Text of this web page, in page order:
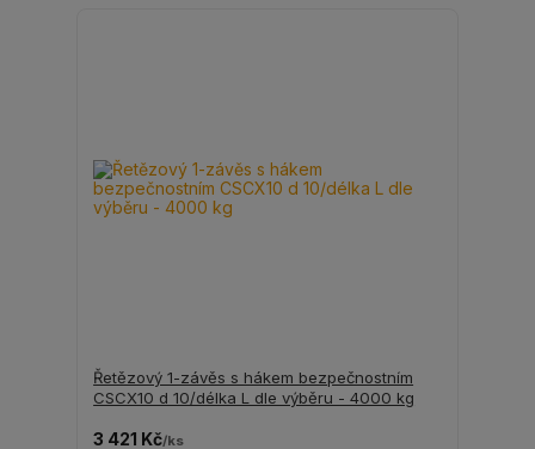
Řetězový 1-závěs s hákem bezpečnostním
CSCX10 d 10/délka L dle výběru - 4000 kg
3 421 Kč/ks